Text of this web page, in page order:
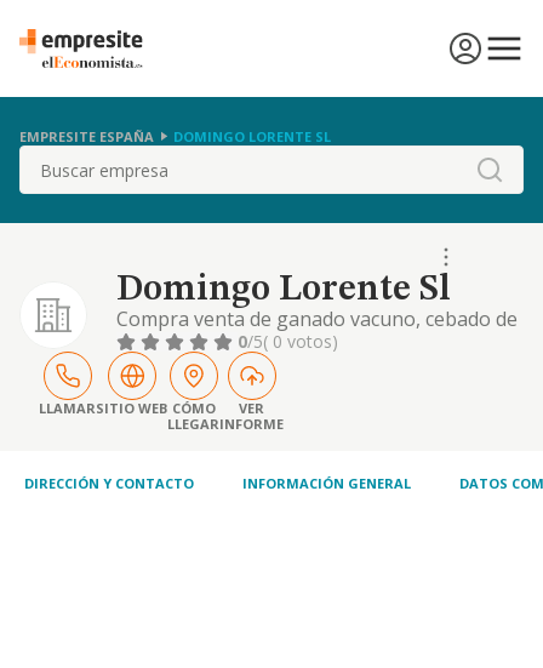
EMPRESITE ESPAÑA DOMINGO LORENTE SL
Buscar
Domingo Lorente Sl
Compra venta de ganado vacuno, cebado de
ganado vacuno y elaboracion de piensos
compuestos de cualquier clase. directa e
indirectamente
0/5( 0 votos)
LLAMARSITIO WEB CÓMO
LLEGAR
VER
INFORME
DIRECCIÓN Y CONTACTO INFORMACIÓN GENERAL DATOS